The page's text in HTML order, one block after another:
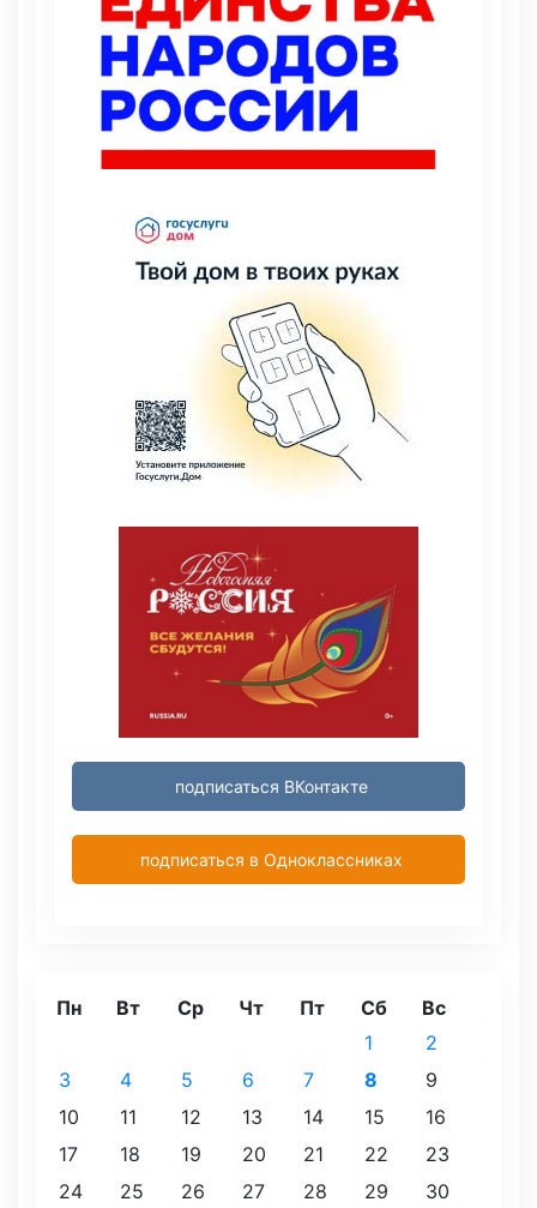
подписаться ВКонтакте
подписаться в Одноклассниках
Пн Вт Ср Чт Пт Сб
Вс
1
2
3
4 5 6 7 8
9
10
11 12 13 14 15
16
17
18 19 20 21 22
23
24
25 26 27 28 29 30